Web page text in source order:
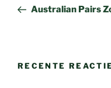
bericht
Australian Pairs
RECENTE